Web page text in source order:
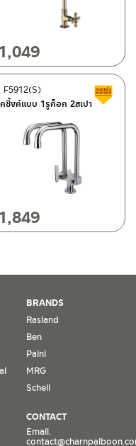
ง เขตยานนาวา กรุงเทพฯ
545-0556
อยสะเก็ด เชียงใหม่
รือ ใบเสร็จ โดยทางบริษัทฯ
งบริษัทฯ ไม่สามารถให้
ารดังกล่าว
ค้าที่อยู่ในสภาพการใช้งาน
พภายนอกอยู่ในสภาพที่ใช้
นส่วนที่แจ้ง เช่น ก๊อกน้ำ จะ
นี่
ดราคา เคลียร์สต็อก
ซิ้งค์แบบ 1รูก็อก 2สเปา
F5912(S)
BRANDS
Rasland
Ben
Paini
MRG
Schell
CONTACT
Email.